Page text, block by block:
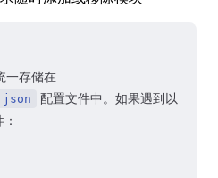
一存储在
配置文件中。如果遇到以